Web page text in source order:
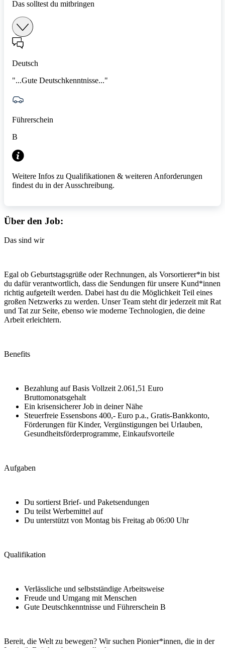
Das solltest du mitbringen
Deutsch
"...Gute Deutschkenntnisse..."
Führerschein
B
Weitere Infos zu Qualifikationen & weiteren Anforderungen
findest du in der Ausschreibung.
Über den Job:
Das sind wir
Egal ob Geburtstagsgrüße oder Rechnungen, als Vorsortierer*in bist
du dafür verantwortlich, dass die Sendungen für unsere Kund*innen
richtig aufgeteilt werden. Dabei hast du die Möglichkeit Teil eines
großen Netzwerks zu werden. Unser Team steht dir jederzeit mit Rat
und Tat zur Seite, ebenso wie moderne Technologien, die deine
Arbeit erleichtern.
Benefits
Bezahlung auf Basis Vollzeit 2.061,51 Euro
Bruttomonatsgehalt
Ein krisensicherer Job in deiner Nähe
Steuerfreie Essensbons 400,- Euro p.a., Gratis-Bankkonto,
Förderungen für Kinder, Vergünstigungen bei Urlauben,
Gesundheitsförderprogramme, Einkaufsvorteile
Aufgaben
Du sortierst Brief- und Paketsendungen
Du teilst Werbemittel auf
Du unterstützt von Montag bis Freitag ab 06:00 Uhr
Qualifikation
Verlässliche und selbstständige Arbeitsweise
Freude und Umgang mit Menschen
Gute Deutschkenntnisse und Führerschein B
Bereit, die Welt zu bewegen? Wir suchen Pionier*innen, die in der